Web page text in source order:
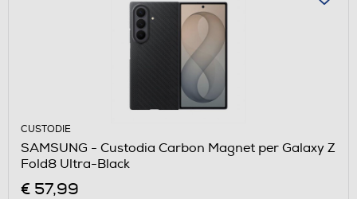
CUSTODIE
SAMSUNG - Custodia Carbon Magnet per Galaxy Z
Fold8 Ultra-Black
€ 57,99